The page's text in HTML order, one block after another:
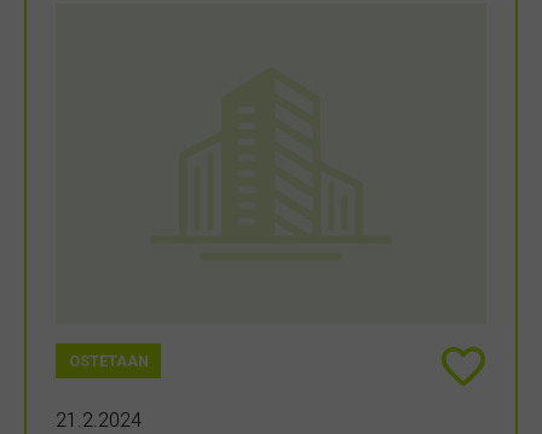
OSTETAAN
21.2.2024